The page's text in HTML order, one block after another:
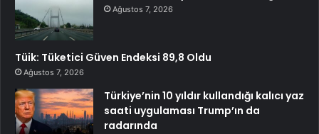
Ağustos 7, 2026
Tüik: Tüketici Güven Endeksi 89,8 Oldu
Ağustos 7, 2026
Türkiye’nin 10 yıldır kullandığı kalıcı yaz
saati uygulaması Trump’ın da
radarında